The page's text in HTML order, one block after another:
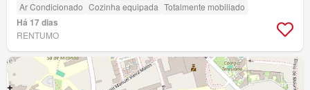
Ar Condicionado Cozinha equipada Totalmente mobiliado
Há 17 dias
RENTUMO